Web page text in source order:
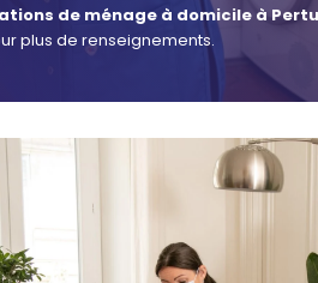
de ménage à domicile à
plus de renseignements.